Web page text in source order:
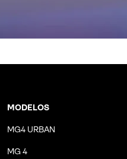
MODELOS
MG4 URBAN
MG 4